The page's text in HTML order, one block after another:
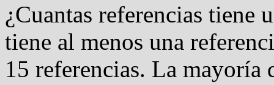
¿Cuantas referencias
tiene al menos una
15 referencias. La mayoría